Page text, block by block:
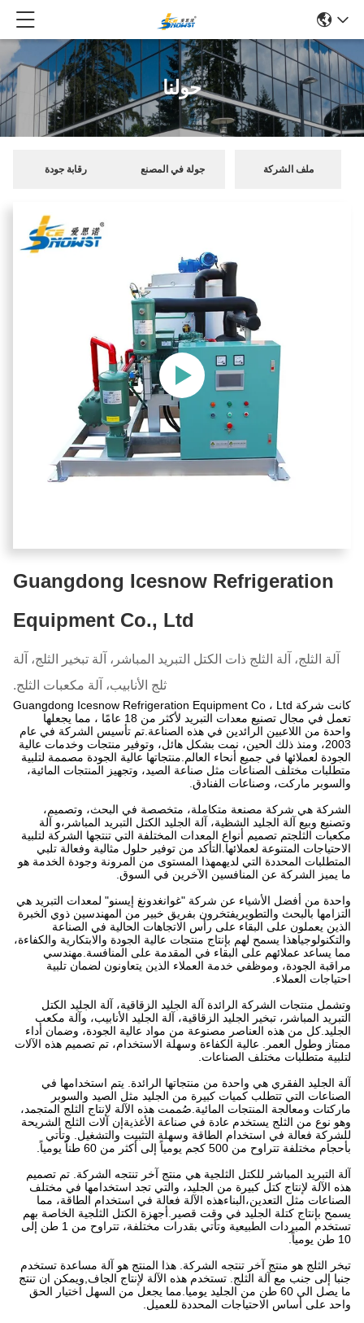
حولنا
ملف الشركة جولة في المصنع رقابة جودة
Guangdong Icesnow Refrigeration
Equipment Co., Ltd
آلة الثلج، آلة الثلج ذات الكتل التبريد المباشر، آلة تبخير الثلج، آلة
ثلج الأنابيب، آلة مكعبات الثلج.
كانت شركة Guangdong Icesnow Refrigeration Equipment Co ، Ltd
تعمل في مجال تصنيع معدات التبريد لأكثر من 18 عامًا ، مما يجعلها
واحدة من اللاعبين الرائدين في هذه الصناعة.تم تأسيس الشركة في عام
2003، ومنذ ذلك الحين، نمت بشكل هائل، وتوفير منتجات وخدمات عالية
الجودة لعملائها في جميع أنحاء العالم.منتجاتها عالية الجودة مصممة لتلبية
متطلبات مختلف الصناعات مثل صناعة الصيد، وتجهيز المنتجات المائية،
والسوبر ماركت، وصناعات الفنادق.
الشركة هي شركة مصنعة متكاملة، متخصصة في البحث، وتصميم،
وتصنيع وبيع آلة الجليد الشظية، آلة الجليد الكتل التبريد المباشر،و آلة
مكعبات الثلجتم تصميم أنواع المعدات المختلفة التي تنتجها الشركة لتلبية
الاحتياجات المتنوعة لعملائها.التأكد من توفير حلول مثالية وفعالة تلبي
المتطلبات المحددة التي لديهمهذا المستوى من المرونة وجودة الخدمة هو
ما يميز الشركة عن المنافسين الآخرين في السوق.
واحدة من أفضل الأشياء عن شركة "غوانغدونغ إيسنو" لمعدات التبريد هي
التزامها بالبحث والتطويريفتخرون بفريق خبير من المهندسين ذوي الخبرة
الذين يعملون على البقاء على رأس الاتجاهات الحالية في الصناعة
والتكنولوجياهذا يسمح لهم بإنتاج منتجات عالية الجودة والابتكارية والكفاءة،
مما يساعد عملائهم على البقاء في المقدمة على المنافسة.مهندسي
مراقبة الجودة، وموظفي خدمة العملاء الذين يتعاونون لضمان تلبية
احتياجات العملاء.
وتشمل منتجات الشركة الرائدة آلة الجليد الزقاقية، آلة الجليد الكتل
التبريد المباشر، تبخير الجليد الزقاقية، آلة الجليد الأنابيب، وآلة مكعب
الجليد.كل من هذه العناصر مصنوعة من مواد عالية الجودة، وضمان أداء
ممتاز وطول العمر. عالية الكفاءة وسهلة الاستخدام، تم تصميم هذه الآلات
لتلبية متطلبات مختلف الصناعات.
آلة الجليد الفقري هي واحدة من منتجاتها الرائدة. يتم استخدامها في
الصناعات التي تتطلب كميات كبيرة من الجليد مثل الصيد والسوبر
ماركتات ومعالجة المنتجات المائية.صُممت هذه الآلة لإنتاج الثلج المتجمد،
وهو نوع من الثلج يستخدم عادة في صناعة الأغذيةإن آلات الثلج الشريحة
للشركة فعالة في استخدام الطاقة وسهلة التثبيت والتشغيل. وتأتي
بأحجام مختلفة تتراوح من 500 كجم يومياً إلى أكثر من 60 طناً يومياً.
آلة التبريد المباشر للكتل الثلجية هي منتج آخر تنتجه الشركة. تم تصميم
هذه الآلة لإنتاج كتل كبيرة من الجليد، والتي تجد استخدامها في مختلف
الصناعات مثل التعدين،البناءهذه الآلة فعالة في استخدام الطاقة، مما
يسمح بإنتاج كتلة الجليد في وقت قصير.أجهزة الكتل الثلجية الخاصة بهم
تستخدم المبردات الطبيعية وتأتي بقدرات مختلفة، تتراوح من 1 طن إلى
10 طن يومياً.
تبخر الثلج هو منتج آخر تنتجه الشركة. هذا المنتج هو آلة مساعدة تستخدم
جنبا إلى جنب مع آلة الثلج. تستخدم هذه الآلة لإنتاج الجاف,ويمكن ان تنتج
ما يصل الى 60 طن من الجليد يوميا.مما يجعل من السهل اختيار الحق
واحد على أساس الاحتياجات المحددة للعميل.